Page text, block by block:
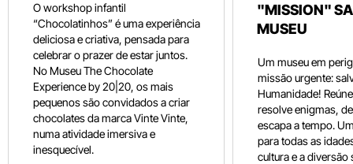
O workshop infantil
“Chocolatinhos” é uma experiência
deliciosa e criativa, pensada para
celebrar o prazer de estar juntos.
No Museu The Chocolate
Experience by 20|20, os mais
pequenos são convidados a criar
chocolates da marca Vinte Vinte,
numa atividade imersiva e
inesquecível.
"MISSION"
MUSEU
Um museu em
missão urgente:
Humanidade!
resolve enigmas,
escapa a tempo.
para todas as
cultura e a diversão